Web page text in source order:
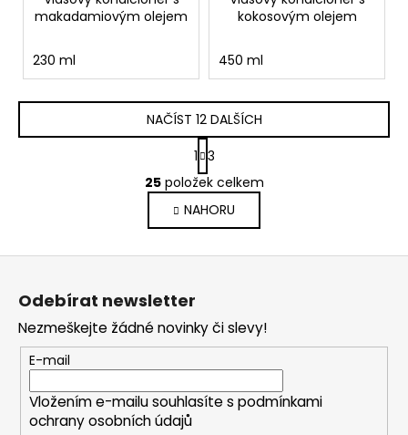
makadamiovým olejem
230 ml
kokosovým olejem
450 ml
O
v
l
á
d
p
r
v
k
y
NAČÍST 12 DALŠÍCH
S
t
r
á
n
k
o
í
1 3
25položek celkem
NAHORU
Z
Odebírat newsletter
Nezmeškejte žádné novinky či slevy!
E-mail
Vložením e-mailu souhlasíte s podmínkami
ochrany osobních údajů